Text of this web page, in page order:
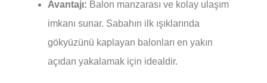
Avantajı: Balon manzarası ve kolay ulaşım
imkanı sunar. Sabahın ilk ışıklarında
gökyüzünü kaplayan balonları en yakın
açıdan yakalamak için idealdir.